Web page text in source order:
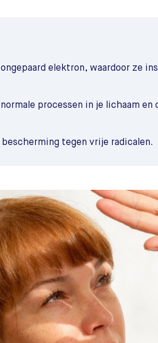
elektron, waardoor ze
processen in je lichaam en
tegen vrije radicalen.